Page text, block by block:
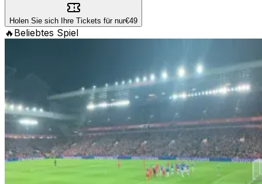
Holen Sie sich Ihre Tickets für nur€49
🔥 Beliebtes Spiel